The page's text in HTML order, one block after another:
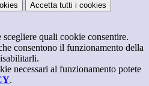
Accetta tutti i cookies
scegliere quali cookie consentire.
consentono il funzionamento della
necessari al funzionamento potete
.